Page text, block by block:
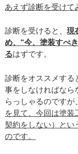
あえず診断を受けて
診断を受けると、 現
め、“今、塗装すべ
るはずです。
診断をオススメする
事をしなければなら
らっしゃるのですが
を見て、今回は塗装
契約をしない）とい
のです。